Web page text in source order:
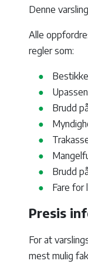
Denne
Alle
regler som:
Brudd
Brudd
Fare for
Presis
For at
mest mulig